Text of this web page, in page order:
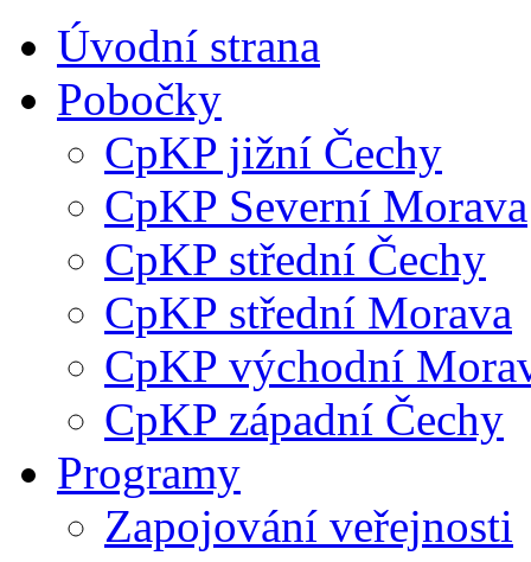
Úvodní strana
Pobočky
CpKP jižní Čechy
CpKP Severní Morava
CpKP střední Čechy
CpKP střední Morava
CpKP východní
CpKP západní Čechy
Programy
Zapojování veřejnosti